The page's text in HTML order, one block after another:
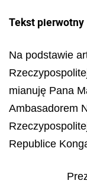
Tekst pierwotny
Na podstawie
mianuję Pana
Ambasadorem
Republice